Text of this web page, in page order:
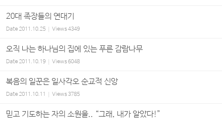
20대 족장들의 연대기
Date2011.10.25 Views4349
오직 나는 하나님의 집에 있는 푸른 감람나무
Date2011.10.19 Views6048
복음의 일꾼은 일사각오 순교적 신앙
Date2011.10.11 Views3785
믿고 기도하는 자의 소원을.. “그래, 내가 알았다!”